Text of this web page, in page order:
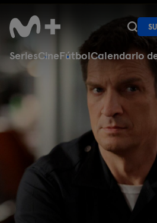
SeriesCineFútbolCalendario